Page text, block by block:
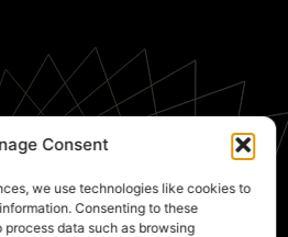
Consent
we use technologies like cookies to
Consenting to these
data such as browsing